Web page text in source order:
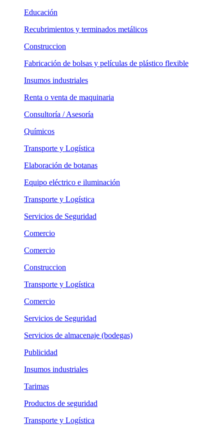
Educación
Recubrimientos y terminados metálicos
Construccion
Fabricación de bolsas y películas de plástico flexible
Insumos industriales
Renta o venta de maquinaria
Consultoría / Asesoría
Químicos
Transporte y Logística
Elaboración de botanas
Equipo eléctrico e iluminación
Transporte y Logística
Servicios de Seguridad
Comercio
Comercio
Construccion
Transporte y Logística
Comercio
Servicios de Seguridad
Servicios de almacenaje (bodegas)
Publicidad
Insumos industriales
Tarimas
Productos de seguridad
Transporte y Logística